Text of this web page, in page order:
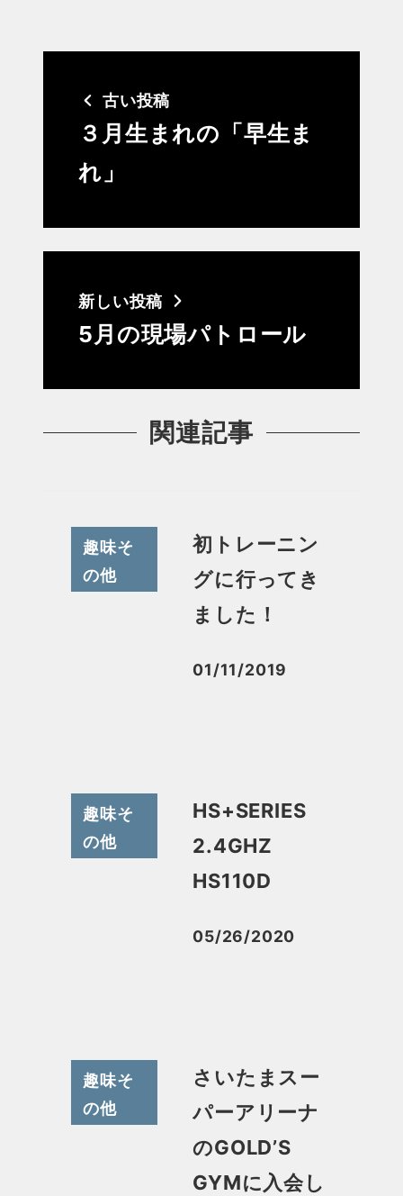
古い投稿
３月生まれの「早生ま
れ」
新しい投稿
5月の現場パトロール
関連記事
趣味そ
の他
初トレーニン
グに行ってき
ました！
投稿日
01/11/2019
趣味そ
の他
HS+SERIES
2.4GHZ
HS110D
投稿日
05/26/2020
趣味そ
の他
さいたまスー
パーアリーナ
のGOLD’S
GYMに入会し